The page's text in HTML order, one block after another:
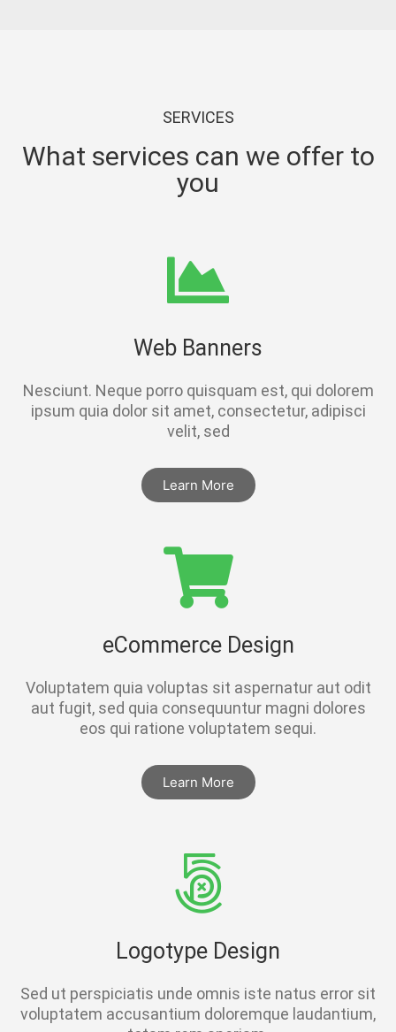
SERVICES
What services can we offer to
you
Web Banners
Nesciunt. Neque porro quisquam est, qui dolorem
ipsum quia dolor sit amet, consectetur, adipisci
velit, sed
Learn More
eCommerce Design
Voluptatem quia voluptas sit aspernatur aut odit
aut fugit, sed quia consequuntur magni dolores
eos qui ratione voluptatem sequi.
Learn More
Logotype Design
Sed ut perspiciatis unde omnis iste natus error sit
voluptatem accusantium doloremque laudantium,